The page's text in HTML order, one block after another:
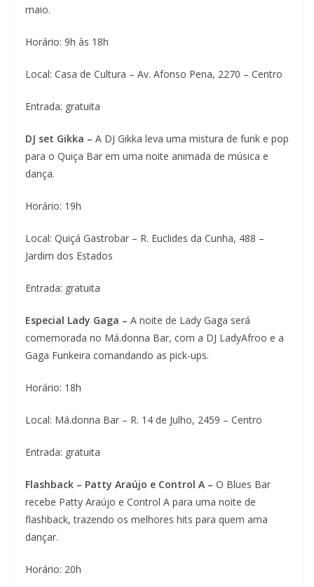
maio.
Horário: 9h às 18h
Local: Casa de Cultura – Av. Afonso Pena, 2270 – Centro
Entrada: gratuita
DJ set Gikka – A DJ Gikka leva uma mistura de funk e pop
para o Quiça Bar em uma noite animada de música e
dança.
Horário: 19h
Local: Quiçá Gastrobar – R. Euclides da Cunha, 488 –
Jardim dos Estados
Entrada: gratuita
Especial Lady Gaga – A noite de Lady Gaga será
comemorada no Má.donna Bar, com a DJ LadyAfroo e a
Gaga Funkeira comandando as pick-ups.
Horário: 18h
Local: Má.donna Bar – R. 14 de Julho, 2459 – Centro
Entrada: gratuita
Flashback – Patty Araújo e Control A – O Blues Bar
recebe Patty Araújo e Control A para uma noite de
flashback, trazendo os melhores hits para quem ama
dançar.
Horário: 20h